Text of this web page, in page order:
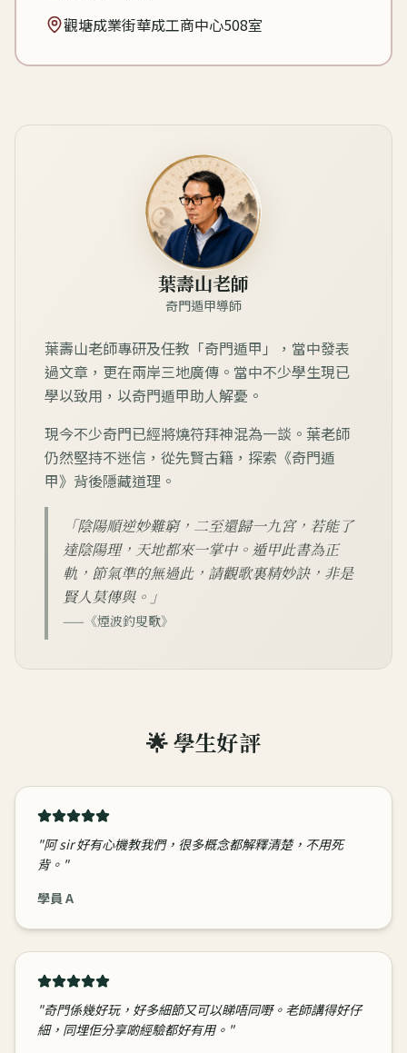
觀塘成業街華成工商中心508室
葉壽山老師
奇門遁甲導師
葉壽山老師專研及任教「奇門遁甲」，當中發表
過文章，更在兩岸三地廣傳。當中不少學生現已
學以致用，以奇門遁甲助人解憂。
現今不少奇門已經將燒符拜神混為一談。葉老師
仍然堅持不迷信，從先賢古籍，探索《奇門遁
甲》背後隱藏道理。
「陰陽順逆妙難窮，二至還歸一九宮，若能了
達陰陽理，天地都來一掌中。遁甲此書為正
軌，節氣準的無過此，請觀歌裏精妙訣，非是
賢人莫傳與。」
——《煙波釣叟歌》
🌟 學生好評
"阿 sir 好有心機教我們，很多概念都解釋清楚，不用死
背。 "
學員 A
"奇門係幾好玩，好多細節又可以睇唔同嘢。老師講得好仔
細，同埋佢分享啲經驗都好有用。 "